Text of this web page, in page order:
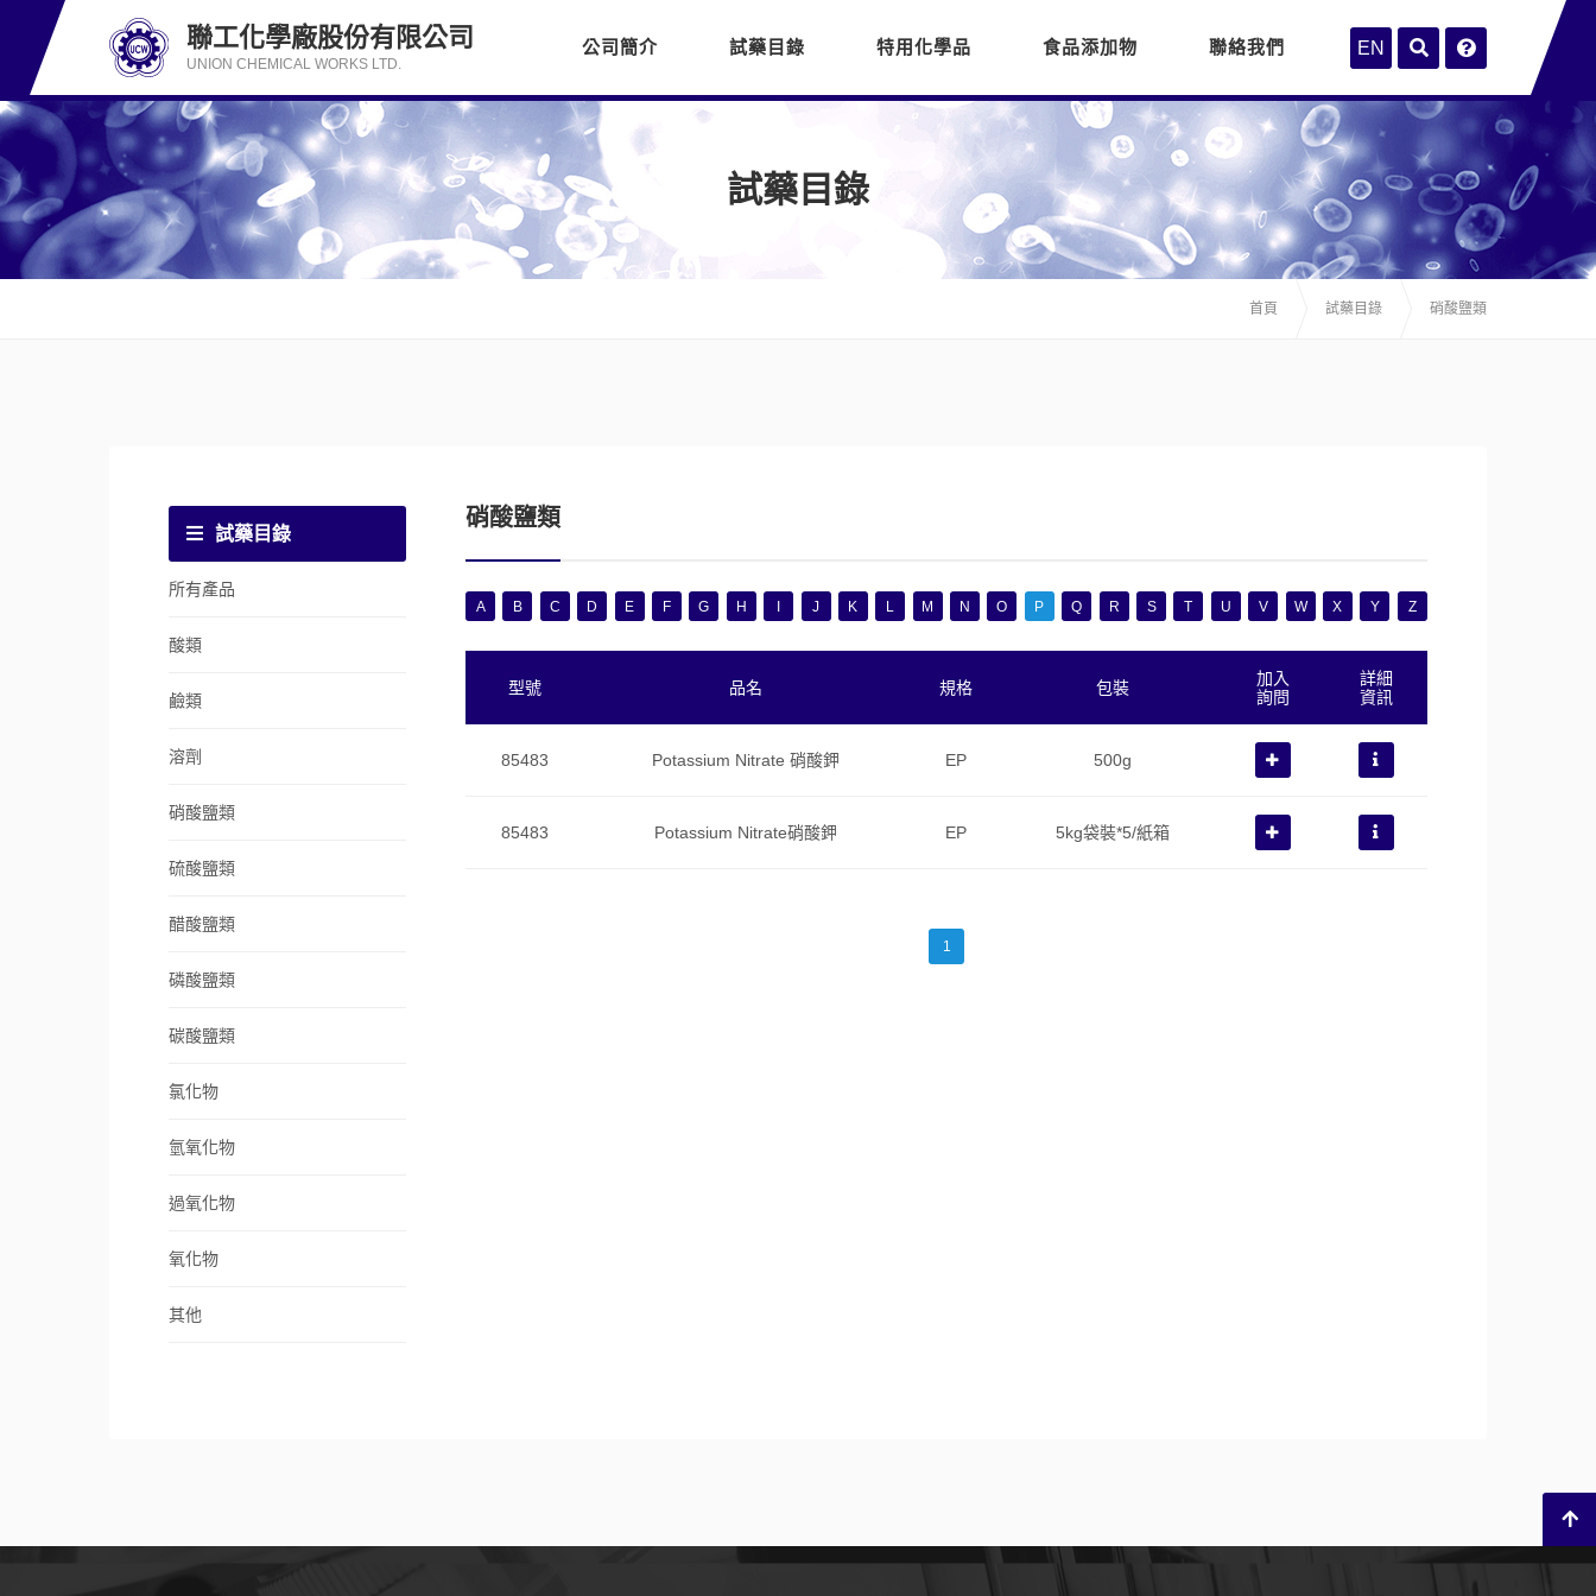
試藥目錄
首頁 試藥目錄 硝酸鹽類
試藥目錄
所有產品
酸類
鹼類
溶劑
硝酸鹽類
硫酸鹽類
醋酸鹽類
磷酸鹽類
碳酸鹽類
氯化物
氫氧化物
過氧化物
氧化物
其他
硝酸鹽類
A B C D E F G H J K L M N O P Q R S T U V W X Y Z
型號 品名 規格 包裝
加入
詢問
詳細
資訊
85483 Potassium Nitrate 硝酸鉀 EP 500g
85483 Potassium Nitrate硝酸鉀 EP 5kg袋裝*5/紙箱
1
聯工化學廠股份有限公司
UNION CHEMICAL WORKS LTD.
公司簡介 試藥目錄 特用化學品 食品添加物 聯絡我們 EN